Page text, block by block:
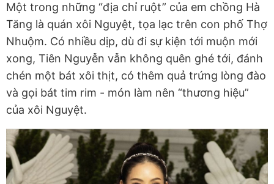
Một trong những “địa chỉ ruột” của em chồng Hà
Tăng là quán xôi Nguyệt, tọa lạc trên con phố Thợ
Nhuộm. Có nhiều dịp, dù đi sự kiện tới muộn mới
xong, Tiên Nguyễn vẫn không quên ghé tới, đánh
chén một bát xôi thịt, có thêm quả trứng lòng đào
và gọi bát tim rim - món làm nên “thương hiệu”
của xôi Nguyệt.